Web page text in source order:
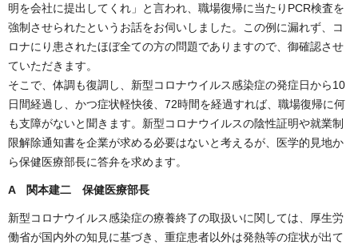
明を会社に提出してくれ」と言われ、職場復帰に当たりPCR検査を
強制させられたというお話をお伺いしました。この例に漏れず、コ
ロナにり患されたほぼ全ての方の問題でありますので、御確認させ
ていただきます。
そこで、体調も復調し、新型コロナウイルス感染症の発症日から10
日間経過し、かつ症状軽快後、72時間を経過すれば、職場復帰に何
も支障がないと聞きます。新型コロナウイルスの陰性証明や就業制
限解除通知書を企業が求める必要はないと考えるが、医学的見地か
ら保健医療部長に答弁を求めます。
A 関本建二 保健医療部長
新型コロナウイルス感染症の療養終了の取扱いに関しては、厚生労
働省が国内外の知見に基づき、重症患者以外は発熱等の症状が出て